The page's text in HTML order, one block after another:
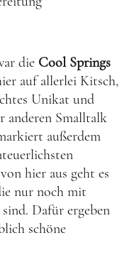
die Cool Springs
auf allerlei Kitsch,
Unikat und
anderen Smalltalk
außerdem
hier aus geht es
nur noch mit
Dafür ergeben
schöne